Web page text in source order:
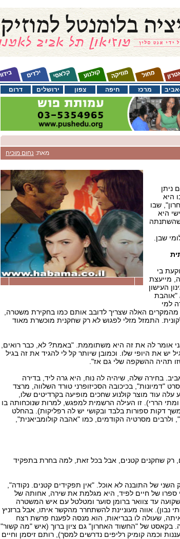
דרום ירושלים צפון חיפה מרכז
מאת: נחום מוכיח
ניתן
היא
שבו
היא
שבן.
בי
מייעצת
העישון
"אוהבת
למי
מהמקרים האלה שצריך לדובב אותם כמו בחקירת משטרה,
התמזל מזלי לפגוש לא רק שחקנית מוכשרת מאוד
צעירה מגילה (29) , וכשאני אומר לה את זה היא משתוממת. "באמת? לא, כבר רואים,
יש את היופי שלו. וכמובן שיותר קל לי להגיד את זה בגיל
בחירה שלה, שיהיה לה נוח, היא גרה ליד, בדירה
"דמיונות", בכיכובה הסכיזופרני טורד השלווה, מרצד
עוד מוצר קולנוע שחכים מופיעה בקרדיטים שלו,
ומתי הררי). זו העילה הרשמית למפגש, למרות שנוכחותה בו
דקות ספורות בלבד ובקושי יש לה רפליקות). בהחלט
ולרבים מסרטיה הקודמים, כמו "אהבה קולומביאנית",
רק שחקנים קטנים, אבל בכל זאת, למה בחרת בתפקיד
של התובנה לא אוכל. "אין תפקידים קטנים. נקודה",
ספרו של חיים לפיד, היא מגלמת את שירה, אחותה של
שקועה עד צוואר ברומן סוער ומטלטל עם איש המשטרה
נבון). אווה מעוניינת להשתחרר מהקשר איתו, אבל ברזניץ
איתה, שעולה לו בבריאות, הוא מנסה לפענח פרשת רצח
בקאסט של "החשוד האחרון" גם ציון ברוך (איש "מה קשור"
וכמה קומיק רליפים נדרשים למסך), רותם זיסמן וחיים